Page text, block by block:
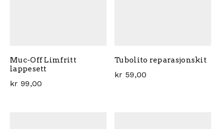
Muc-Off Limfritt
lappesett
kr 99,00
Tubolito reparasjonskit
kr 59,00